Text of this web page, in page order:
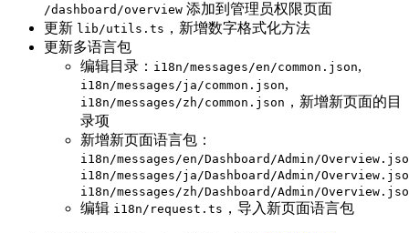
/dashboard/overview 添加到管理员权限页面
更新 lib/utils.ts ，新增数字格式化方法
更新多语言包
编辑目录： i18n/messages/en/common.json,
i18n/messages/ja/common.json,
i18n/messages/zh/common.json ，新增新页面的目
录项
新增新页面语言包：
i18n/messages/en/Dashboard/Admin/
i18n/messages/ja/Dashboard/Admin/
i18n/messages/zh/Dashboard/Admin/
编辑 i18n/request.ts ，导入新页面语言包